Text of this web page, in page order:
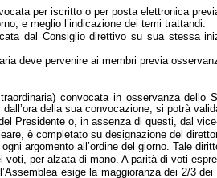
per iscritto o per posta elettronica
e meglio l’indicazione dei temi trattandi.
dal Consiglio direttivo su sua stessa
deve pervenire ai membri previa
convocata in osservanza
della sua convocazione, si potrà
Presidente o, in assenza di questi, dal
è completato su designazione del
argomento all’ordine del giorno. Tale
voti, per alzata di mano. A parità di voti
esige la maggioranza dei 2/3